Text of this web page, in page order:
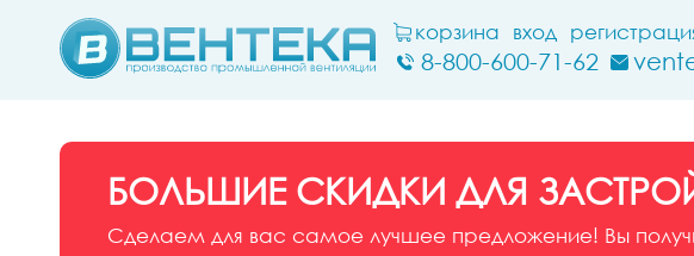
корзина вход
8-800-600-71-62
БОЛЬШИЕ СКИДКИ ДЛЯ
Сделаем для вас самое лучшее предложение! Вы